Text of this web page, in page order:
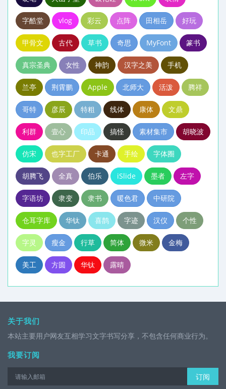
字酷堂 vlog 彩云 点阵 田相岳 好玩
甲骨文 古代 草书 奇思 MyFont 篆书
真宗圣典 女性 神韵 汉字之美 手机
兰亭 荆霄鹏 Apple 北师大 活泼 腾祥
哥特 彦辰 特粗 线体 康体 文鼎
利群 壹心 印品 搞怪 素材集市 胡晓波
仿宋 也字工厂 卡通 手绘 字体圈
胡腾飞 全真 伯乐 iSlide 墨者 左字
字语坊 隶变 隶书 暖色君 中研院
仓耳字库 华钛 喜鹊 字迹 汉仪 个性
字灵 瘦金 行草 简体 微米 金梅
美工 方圆 华钛 露晴
关于我们
本站主要用户网友互相学习文字书写分享，不包含任何商业行为。
我要订阅
订阅